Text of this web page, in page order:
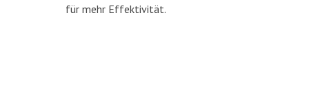
für mehr Effektivität.